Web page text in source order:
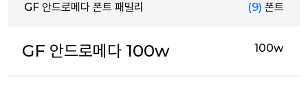
GF 안드로메다 폰트 패밀리 (9) 폰트
GF 안드로메다 100w 100w